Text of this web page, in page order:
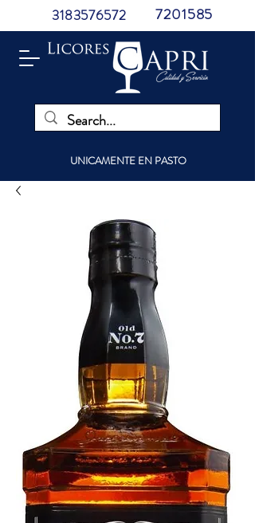
UNICAMENTE EN PASTO
3183576572 7201585